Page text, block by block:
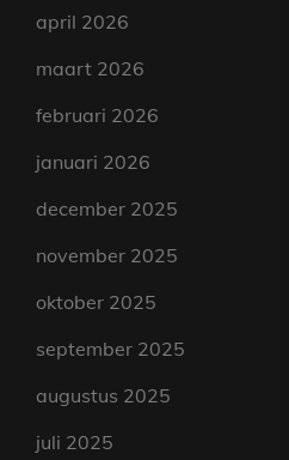
april 2026
maart 2026
februari 2026
januari 2026
december 2025
november 2025
oktober 2025
september 2025
augustus 2025
juli 2025